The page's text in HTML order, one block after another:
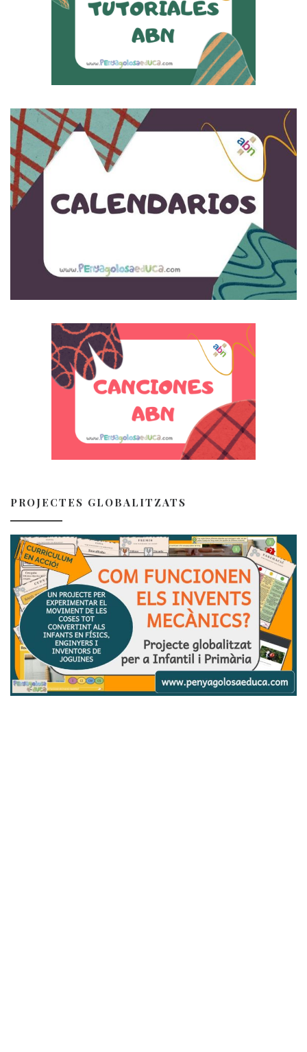
PROJECTES GLOBALITZATS